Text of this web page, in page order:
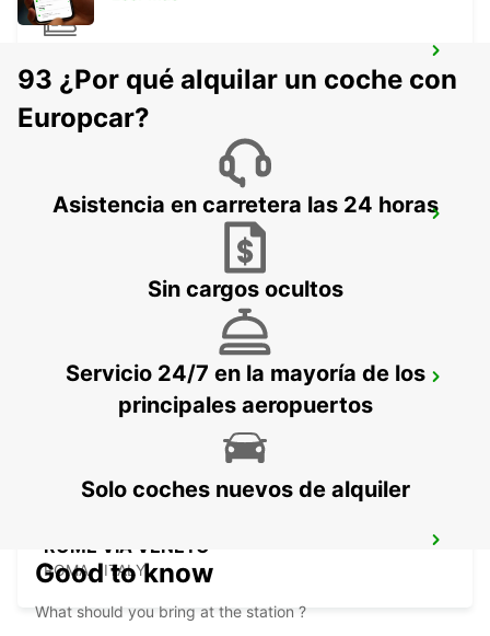
ROMA - ITALY
ROME TIBURTINA RAILWAY STATION
ROME VIA TIBURTINA
ROMA - ITALY
ROME VIA VENETO
ROMA - ITALY
93 ¿Por qué alquilar un coche con
Europcar?
Asistencia en carretera las 24 horas
Sin cargos ocultos
Servicio 24/7 en la mayoría de los
principales aeropuertos
Solo coches nuevos de alquiler
Good to know
What should you bring at the station ?